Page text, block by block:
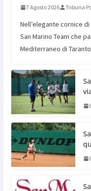
7 Agosto 2026 Tribuna
Nell’elegante cornice
San Marino Team che
Mediterraneo di